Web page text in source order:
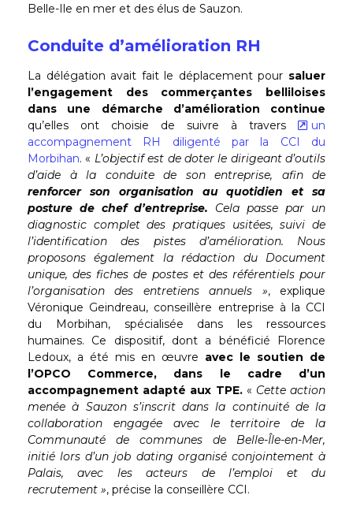
Belle-Ile en mer et des élus de Sauzon.
Conduite d’amélioration RH
La délégation avait fait le déplacement pour saluer
l’engagement des commerçantes belliloises
dans une démarche d’amélioration continue
qu’elles ont choisie de suivre à travers
un
accompagnement RH diligenté par la CCI du
Morbihan. « L’objectif est de doter le dirigeant d’outils
d’aide à la conduite de son entreprise, afin de
renforcer son organisation au quotidien et sa
posture de chef d’entreprise. Cela passe par un
diagnostic complet des pratiques usitées, suivi de
l’identification des pistes d’amélioration. Nous
proposons également la rédaction du Document
unique, des fiches de postes et des référentiels pour
l’organisation des entretiens annuels », explique
Véronique Geindreau, conseillère entreprise à la CCI
du Morbihan, spécialisée dans les ressources
humaines. Ce dispositif, dont a bénéficié Florence
Ledoux, a été mis en œuvre avec le soutien de
l’OPCO Commerce, dans le cadre d’un
accompagnement adapté aux TPE.« Cette action
menée à Sauzon s’inscrit dans la continuité de la
collaboration engagée avec le territoire de la
Communauté de communes de Belle-Île-en-Mer,
initié lors d’un job dating organisé conjointement à
Palais, avec les acteurs de l’emploi et du
recrutement », précise la conseillère CCI.